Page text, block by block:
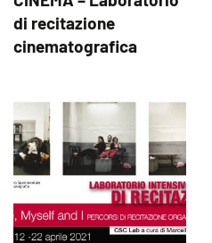
di recitazione
cinematografica